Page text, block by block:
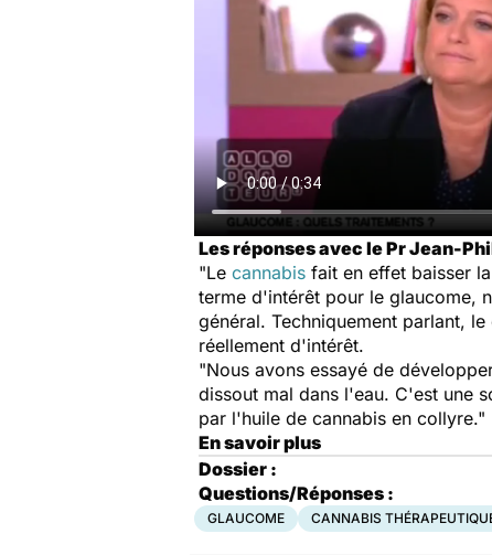
Les réponses avec le Pr Jean-
"Le cannabis fait en effet baisser
terme d'intérêt pour le glaucome,
général. Techniquement parlant,
réellement d'intérêt.
"Nous avons essayé de
dissout mal dans l'eau. C'est une
par l'huile de cannabis en collyre."
En savoir plus
Dossier :
Questions/Réponses :
GLAUCOME CANNABIS